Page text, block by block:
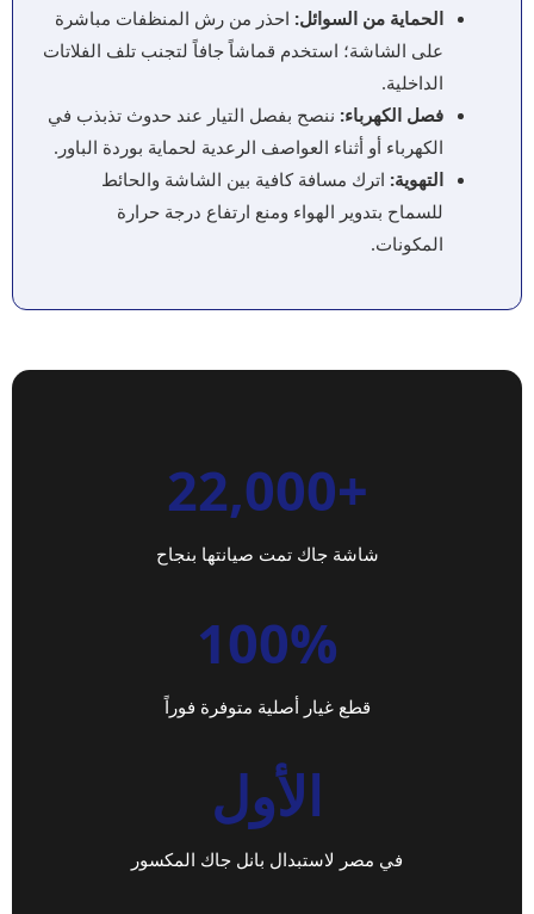
الحماية من السوائل: احذر من رش المنظفات مباشرة
على الشاشة؛ استخدم قماشاً جافاً لتجنب تلف الفلاتات
الداخلية.
فصل الكهرباء: ننصح بفصل التيار عند حدوث تذبذب في
الكهرباء أو أثناء العواصف الرعدية لحماية بوردة الباور.
التهوية: اترك مسافة كافية بين الشاشة والحائط
للسماح بتدوير الهواء ومنع ارتفاع درجة حرارة
المكونات.
+22,000
شاشة جاك تمت صيانتها بنجاح
100%
قطع غيار أصلية متوفرة فوراً
الأول
في مصر لاستبدال بانل جاك المكسور